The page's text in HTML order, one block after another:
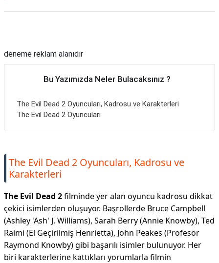
deneme reklam alanıdır
Bu Yazımızda Neler Bulacaksınız ?
The Evil Dead 2 Oyuncuları, Kadrosu ve Karakterleri
The Evil Dead 2 Oyuncuları
The Evil Dead 2 Oyuncuları, Kadrosu ve
Karakterleri
The Evil Dead 2filminde yer alan oyuncu kadrosu dikkat
çekici isimlerden oluşuyor. Başrollerde Bruce Campbell
(Ashley 'Ash' J. Williams), Sarah Berry (Annie Knowby), Ted
Raimi (El Geçirilmiş Henrietta), John Peakes (Profesör
Raymond Knowby) gibi başarılı isimler bulunuyor. Her
biri karakterlerine kattıkları yorumlarla filmin